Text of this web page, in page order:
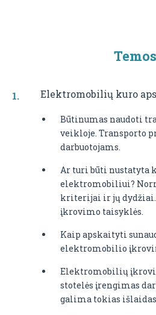
Temos
Elektromobilių kuro
Būtinumas naudoti
veikloje. Transporto
darbuotojams.
Ar turi būti nustatyta
elektromobiliui?
kriterijai ir jų
įkrovimo taisyklės.
Kaip apskaityti
elektromobilio
Elektromobilių
stotelės įrengimas
galima tokias